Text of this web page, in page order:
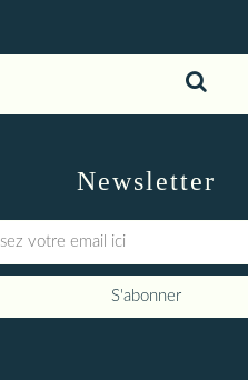
Newsletter